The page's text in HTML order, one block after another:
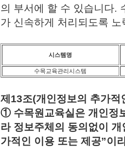
의 부서에 할 수 있습니다.
가 신속하게 처리되도록
시스템명
수목교육관리시스템
제13조(개인정보의 추가적
① 수목원교육실은 개인정
라 정보주체의 동의없이
가적인 이용 또는 제공”이